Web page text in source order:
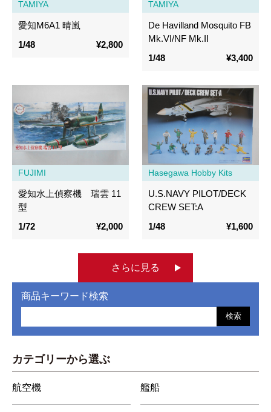
TAMIYA
愛知M6A1 晴嵐
1/48
¥2,800
TAMIYA
De Havilland Mosquito FB
Mk.VI/NF Mk.II
1/48
¥3,400
FUJIMI
愛知水上偵察機 瑞雲 11
型
1/72
¥2,000
Hasegawa Hobby Kits
U.S.NAVY PILOT/DECK
CREW SET:A
1/48
¥1,600
さらに見る
商品キーワード検索
検索
カテゴリーから選ぶ
航空機 艦船